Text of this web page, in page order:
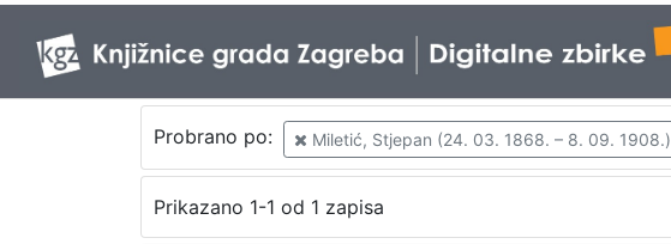
Probrano po: Miletić, Stjepan (24. 03. 1868. – 8. 09. 1908.)
Prikazano 1-1 od 1 zapisa